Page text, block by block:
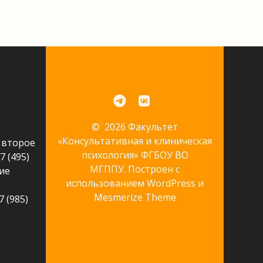
(495)
(985)
© 2026 Факультет
«Консультативная и клиническая
психология» ФГБОУ ВО
МГППУ. Построен с
использованием WordPress и
Mesmerize Theme